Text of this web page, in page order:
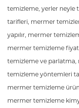
temizleme, yerler neyle
tarifleri, mermer
yapılır, mermer
mermer temizleme
temizleme ve
temizleme yöntemleri
mermer temizleme
mermer temizleme